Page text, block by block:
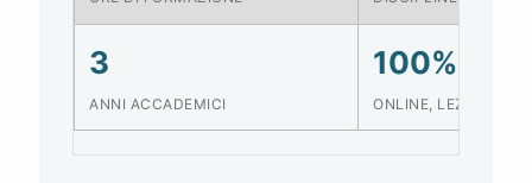
3
ANNI ACCADEMICI
100%
ONLINE, LEZIONI